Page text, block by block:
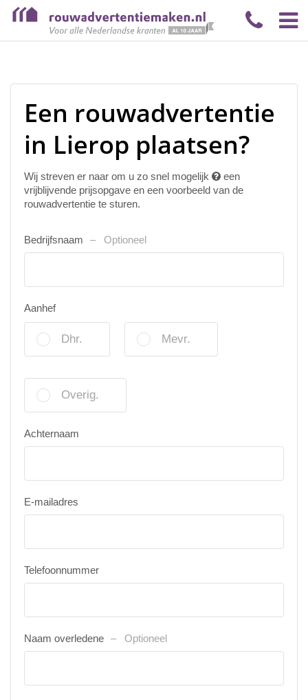
Een rouwadvertentie
in Lierop plaatsen?
Wij streven er naar om u zo snel mogelijk
een
vrijblijvende prijsopgave en een voorbeeld van de
rouwadvertentie te sturen.
Bedrijfsnaam Optioneel
Aanhef
Dhr. Mevr.
Overig.
Achternaam
E-mailadres
Telefoonnummer
Naam overledene Optioneel